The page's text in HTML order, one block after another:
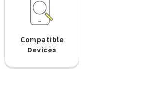
Compatible
Devices